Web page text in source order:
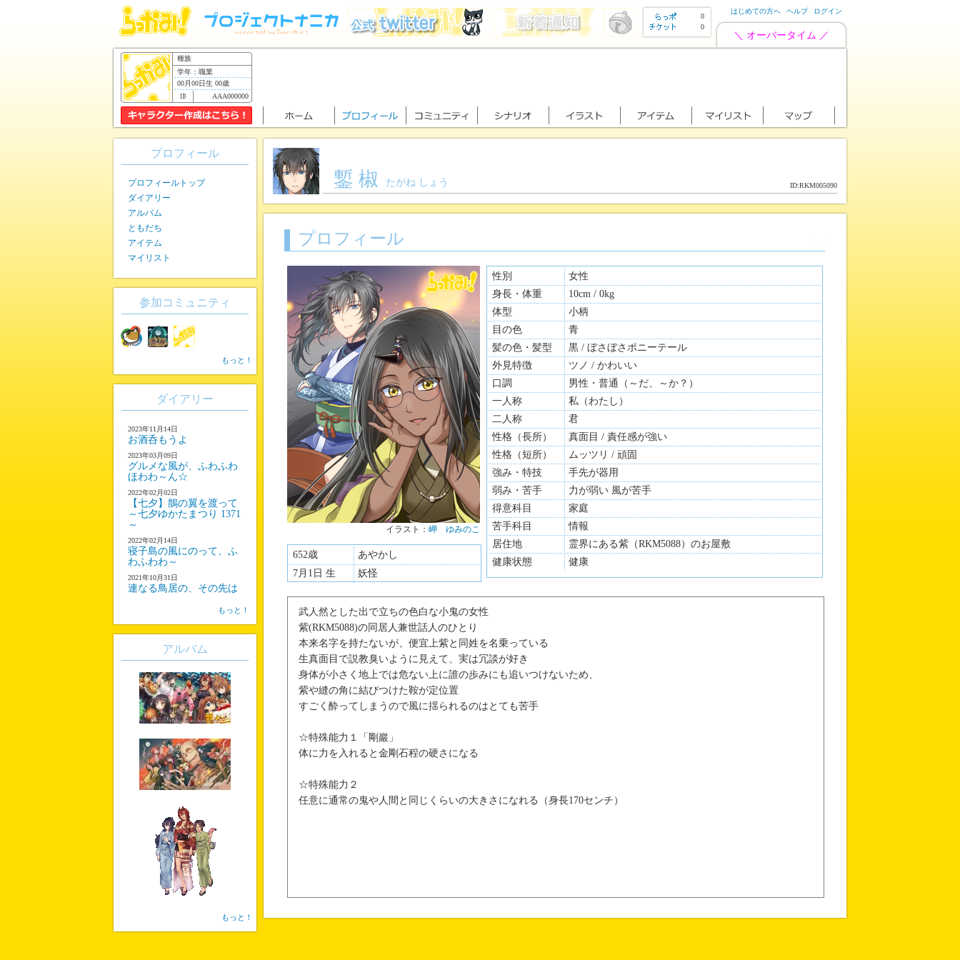
0
0
はじめての方へ ヘルプ ログイン
＼ オーバータイム ／
種族
学年：職業
00月00日生 00歳
AAA000000
鏨 椒 たがね しょう ID:RKM005090
プロフィール
イラスト： 岬 ゆみのこ
652歳
あやかし
7月1日 生
妖怪
性別
女性
身長・体重
10cm / 0kg
体型
小柄
目の色
青
髪の色・髪型
黒 / ぼさぼさポニーテール
外見特徴
ツノ / かわいい
口調
男性・普通（～だ、～か？）
一人称
私（わたし）
二人称
君
性格（長所）
真面目 / 責任感が強い
性格（短所）
ムッツリ / 頑固
強み・特技
手先が器用
弱み・苦手
力が弱い 風が苦手
得意科目
家庭
苦手科目
情報
居住地
霊界にある紫（RKM5088）のお屋敷
健康状態
健康
武人然とした出で立ちの色白な小鬼の女性
紫(RKM5088)の同居人兼世話人のひとり
本来名字を持たないが、便宜上紫と同姓を名乗っている
生真面目で説教臭いように見えて、実は冗談が好き
身体が小さく地上では危ない上に誰の歩みにも追いつけないため、
紫や縫の角に結びつけた鞍が定位置
すごく酔ってしまうので風に揺られるのはとても苦手
☆特殊能力１「剛巖」
体に力を入れると金剛石程の硬さになる
☆特殊能力２
任意に通常の鬼や人間と同じくらいの大きさになれる（身長170センチ）
プロフィール
プロフィールトップ
ダイアリー
アルバム
ともだち
アイテム
マイリスト
参加コミュニティ
もっと！
ダイアリー
2023年11月14日
お酒呑もうよ
2023年03月09日
グルメな風が、ふわふわ
ほわわ～ん☆
2022年02月02日
【七夕】鵲の翼を渡って
～七夕ゆかたまつり 1371
～
2022年02月14日
寝子島の風にのって、ふ
わふわわ～
2021年10月31日
連なる鳥居の、その先は
もっと！
アルバム
もっと！